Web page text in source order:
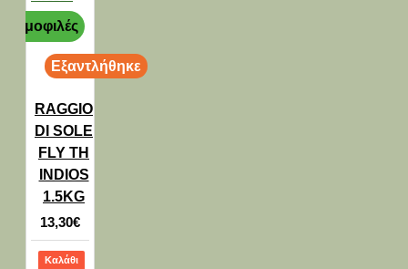
Δημοφιλές
Εξαντλήθηκε
RAGGIO
DI SOLE
FLY TH
INDIOS
1.5KG
13,30€
Καλάθι